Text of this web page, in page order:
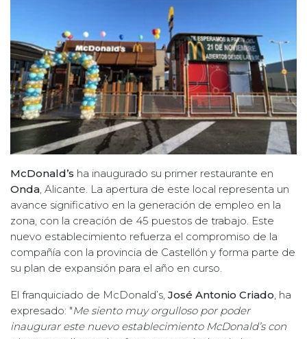
McDonald’s ha inaugurado su primer restaurante en
Onda, Alicante. La apertura de este local representa un
avance significativo en la generación de empleo en la
zona, con la creación de 45 puestos de trabajo. Este
nuevo establecimiento refuerza el compromiso de la
compañía con la provincia de Castellón y forma parte de
su plan de expansión para el año en curso.
El franquiciado de McDonald’s, José Antonio Criado, ha
expresado: "Me siento muy orgulloso por poder
inaugurar este nuevo establecimiento McDonald’s con